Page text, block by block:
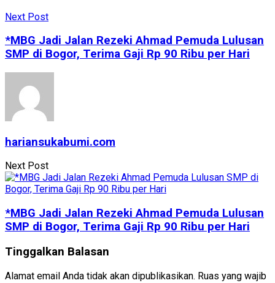
Next Post
*MBG Jadi Jalan Rezeki Ahmad Pemuda Lulusan
SMP di Bogor, Terima Gaji Rp 90 Ribu per Hari
hariansukabumi.com
Next Post
*MBG Jadi Jalan Rezeki Ahmad Pemuda Lulusan
SMP di Bogor, Terima Gaji Rp 90 Ribu per Hari
Tinggalkan Balasan
Alamat email Anda tidak akan dipublikasikan. Ruas yang wajib